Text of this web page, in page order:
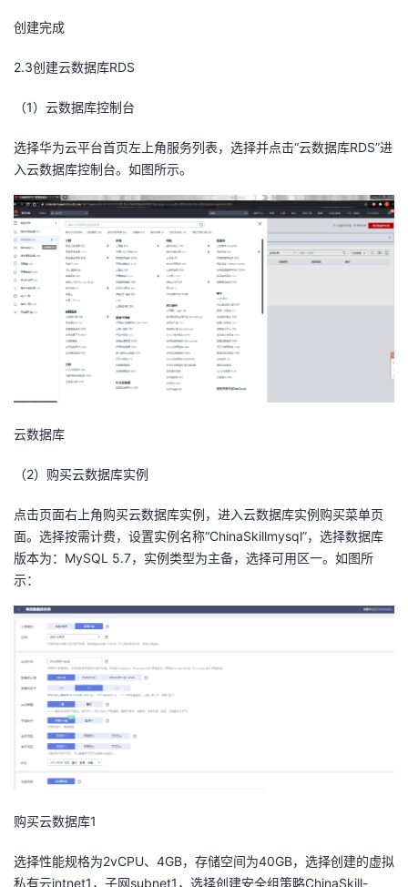
创建完成
2.3创建云数据库RDS
（1）云数据库控制台
选择华为云平台首页左上角服务列表，选择并点击“云数据库RDS”进
入云数据库控制台。如图所示。
云数据库
（2）购买云数据库实例
点击页面右上角购买云数据库实例，进入云数据库实例购买菜单页
面。选择按需计费，设置实例名称“ChinaSkillmysql”，选择数据库
版本为：MySQL 5.7，实例类型为主备，选择可用区一。如图所
示：
购买云数据库1
选择性能规格为2vCPU、4GB，存储空间为40GB，选择创建的虚拟
私有云intnet1，子网subnet1，选择创建安全组策略ChinaSkill-